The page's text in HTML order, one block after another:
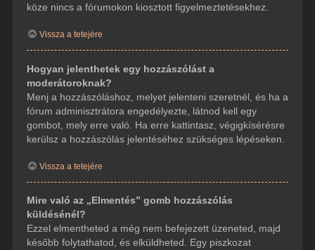
köze nincs a fórumokon kiosztott figyelmeztetésekhez.
Vissza a tetejére
Hogyan jelenthetek egy hozzászólást a
moderátoroknak?
Menj a hozzászóláshoz, melyet jelenteni szeretnél, és ha a
fórum adminisztrátora engedélyezte, látnod kell egy
gombot, mely erre való. Ha erre kattintasz, végigkísérésre
kerülsz a hozzászólás jelentéséhez szükséges lépéseken.
Vissza a tetejére
Mire való az „Elmentés” gomb hozzászólás
küldésénél?
Ezzel elmentheted a még nem befejezett üzeneted, majd
később folytathatod, és elküldheted. Egy piszkozat